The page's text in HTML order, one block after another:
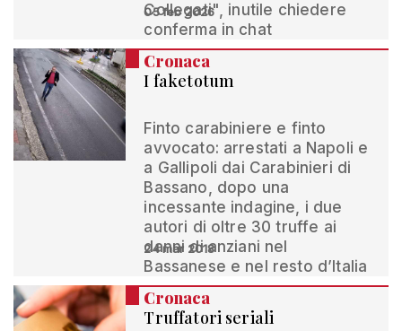
Collegati", inutile chiedere
conferma in chat
05 feb 2026
Cronaca
I faketotum
Finto carabiniere e finto
avvocato: arrestati a Napoli e
a Gallipoli dai Carabinieri di
Bassano, dopo una
incessante indagine, i due
autori di oltre 30 truffe ai
danni di anziani nel
Bassanese e nel resto d’Italia
24 mar 2018
Cronaca
Truffatori seriali